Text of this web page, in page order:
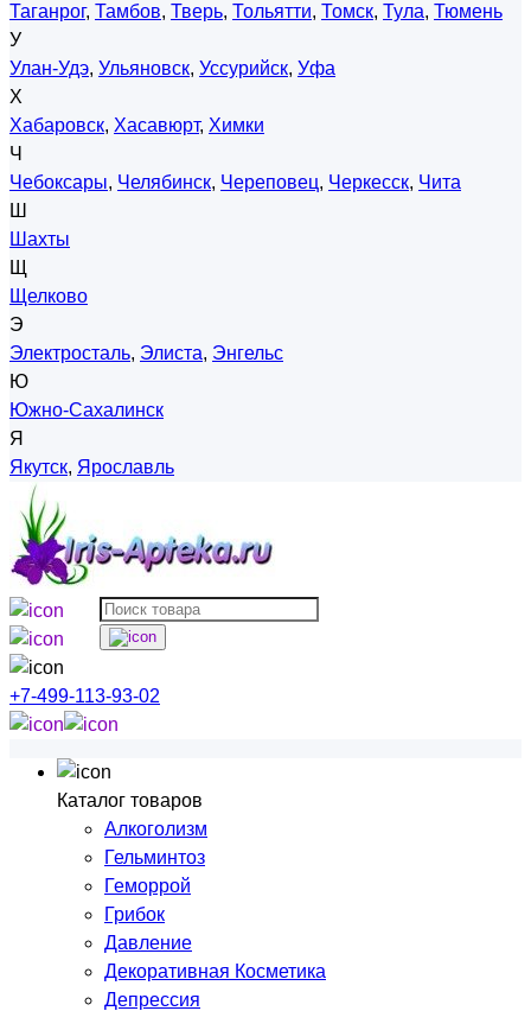
Таганрог, Тамбов, Тверь, Тольятти, Томск, Тула, Тюмень
У
Улан-Удэ, Ульяновск, Уссурийск, Уфа
Х
Хабаровск, Хасавюрт, Химки
Ч
Чебоксары, Челябинск, Череповец, Черкесск, Чита
Ш
Шахты
Щ
Щелково
Э
Электросталь, Элиста, Энгельс
Ю
Южно-Сахалинск
Я
Якутск, Ярославль
+7-499-113-93-02
Каталог товаров
Алкоголизм
Гельминтоз
Геморрой
Грибок
Давление
Декоративная Косметика
Депрессия